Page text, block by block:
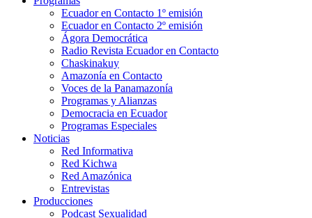
Ecuador en Contacto 1º emisión
Ecuador en Contacto 2º emisión
Ágora Democrática
Radio Revista Ecuador en Contacto
Chaskinakuy
Amazonía en Contacto
Voces de la Panamazonía
Programas y Alianzas
Democracia en Ecuador
Programas Especiales
Noticias
Red Informativa
Red Kichwa
Red Amazónica
Entrevistas
Producciones
Podcast Sexualidad